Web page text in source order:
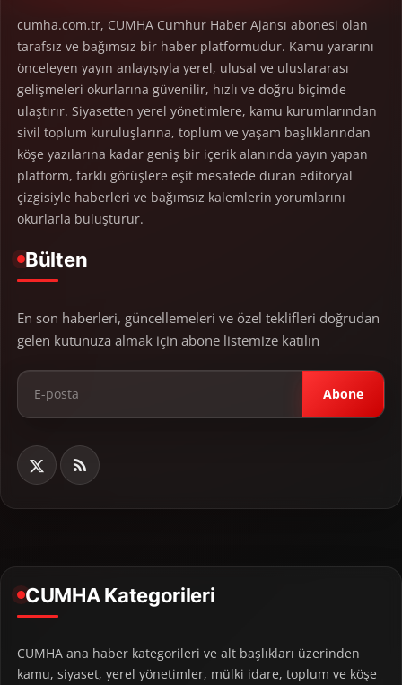
cumha.com.tr, CUMHA Cumhur Haber Ajansı abonesi olan
tarafsız ve bağımsız bir haber platformudur. Kamu yararını
önceleyen yayın anlayışıyla yerel, ulusal ve uluslararası
gelişmeleri okurlarına güvenilir, hızlı ve doğru biçimde
ulaştırır. Siyasetten yerel yönetimlere, kamu kurumlarından
sivil toplum kuruluşlarına, toplum ve yaşam başlıklarından
köşe yazılarına kadar geniş bir içerik alanında yayın yapan
platform, farklı görüşlere eşit mesafede duran editoryal
çizgisiyle haberleri ve bağımsız kalemlerin yorumlarını
okurlarla buluşturur.
Bülten
En son haberleri, güncellemeleri ve özel teklifleri doğrudan
gelen kutunuza almak için abone listemize katılın
Abone
CUMHA Kategorileri
CUMHA ana haber kategorileri ve alt başlıkları üzerinden
kamu, siyaset, yerel yönetimler, mülki idare, toplum ve köşe